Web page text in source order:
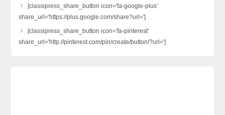
[classipress_share_button icon='fa-google-plus'
share_url='https://plus.google.com/share?url=']
[classipress_share_button icon='fa-pinterest'
share_url='http://pinterest.com/pin/create/button/?url=']